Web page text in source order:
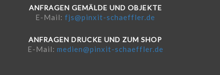
ANFRAGEN GEMÄLDE UND OBJEKTE
E-Mail: fjs@pinxit-schaeffler.de
ANFRAGEN DRUCKE UND ZUM SHOP
E-Mail: medien@pinxit-schaeffler.de